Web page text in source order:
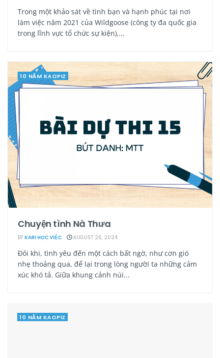
Trong một khảo sát về tình bạn và hạnh phúc tại nơi
làm việc năm 2021 của Wildgoose (công ty đa quốc gia
trong lĩnh vực tổ chức sự kiện),...
10 NĂM KAOPIZ
Chuyện tình Nà Thưa
BY KARI HỌC VIỆC AUGUST 26, 2024
Đôi khi, tình yêu đến một cách bất ngờ, như cơn gió
nhẹ thoảng qua, để lại trong lòng người ta những cảm
xúc khó tả. Giữa khung cảnh núi...
10 NĂM KAOPIZ